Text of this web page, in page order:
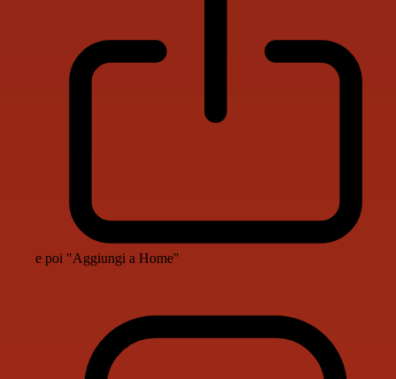
e poi "Aggiungi a Home"